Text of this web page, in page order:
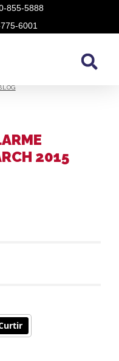
855-5888
6001
2015